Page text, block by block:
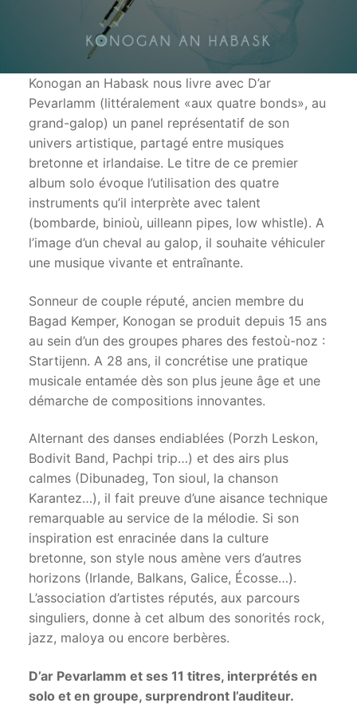
Konogan an Habask nous livre avec D’ar
Pevarlamm (littéralement «aux quatre bonds», au
grand-galop) un panel représentatif de son
univers artistique, partagé entre musiques
bretonne et irlandaise. Le titre de ce premier
album solo évoque l’utilisation des quatre
instruments qu’il interprète avec talent
(bombarde, binioù, uilleann pipes, low whistle). A
l’image d’un cheval au galop, il souhaite véhiculer
une musique vivante et entraînante.
Sonneur de couple réputé, ancien membre du
Bagad Kemper, Konogan se produit depuis 15 ans
au sein d’un des groupes phares des festoù-noz :
Startijenn. A 28 ans, il concrétise une pratique
musicale entamée dès son plus jeune âge et une
démarche de compositions innovantes.
Alternant des danses endiablées (Porzh Leskon,
Bodivit Band, Pachpi trip…) et des airs plus
calmes (Dibunadeg, Ton sioul, la chanson
Karantez…), il fait preuve d’une aisance technique
remarquable au service de la mélodie. Si son
inspiration est enracinée dans la culture
bretonne, son style nous amène vers d’autres
horizons (Irlande, Balkans, Galice, Écosse…).
L’association d’artistes réputés, aux parcours
singuliers, donne à cet album des sonorités rock,
jazz, maloya ou encore berbères.
D’ar Pevarlamm et ses 11 titres, interprétés en
solo et en groupe, surprendront l’auditeur.